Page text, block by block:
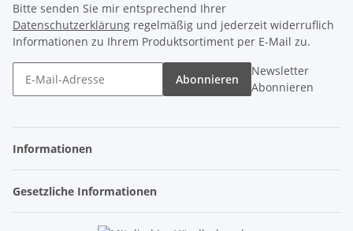
Bitte senden Sie mir entsprechend Ihrer
Datenschutzerklärung regelmäßig und jederzeit widerruflich
Informationen zu Ihrem Produktsortiment per E-Mail zu.
Abonnieren
Newsletter
Abonnieren
Informationen
Gesetzliche Informationen